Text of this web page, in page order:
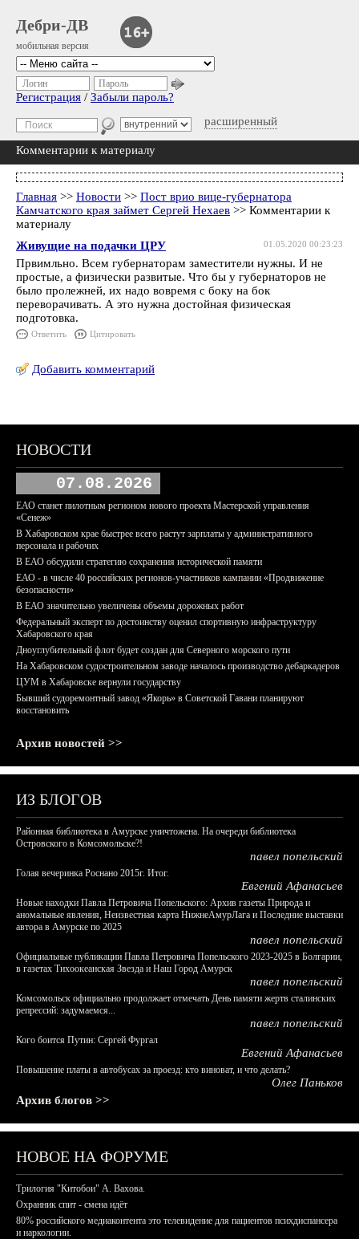
Дебри-ДВ
мобильная версия
расширенный
Логин Пароль
Регистрация / Забыли пароль?
Комментарии к материалу
Главная >> Новости >> Пост врио вице-губернатора
Камчатского края займет Сергей Нехаев >> Комментарии к
материалу
01.05.2020 00:23:23
Живущие на подачки ЦРУ
Првимльно. Всем губернаторам заместители нужны. И не
простые, а физически развитые. Что бы у губернаторов не
было пролежней, их надо вовремя с боку на бок
переворачивать. А это нужна достойная физическая
подготовка.
Ответить Цитировать
Добавить комментарий
НОВОСТИ
07.08.2026
ЕАО станет пилотным регионом нового проекта Мастерской управления
«Сенеж»
В Хабаровском крае быстрее всего растут зарплаты у административного
персонала и рабочих
В ЕАО обсудили стратегию сохранения исторической памяти
ЕАО - в числе 40 российских регионов-участников кампании «Продвижение
безопасности»
В ЕАО значительно увеличены объемы дорожных работ
Федеральный эксперт по достоинству оценил спортивную инфраструктуру
Хабаровского края
Дноуглубительный флот будет создан для Северного морского пути
На Хабаровском судостроительном заводе началось производство дебаркадеров
ЦУМ в Хабаровске вернули государству
Бывший судоремонтный завод «Якорь» в Советской Гавани планируют
восстановить
Архив новостей >>
ИЗ БЛОГОВ
Районная библиотека в Амурске уничтожена. На очереди библиотека
Островского в Комсомольске?!
павел попельский
Голая вечеринка Роснано 2015г. Итог.
Евгений Афанасьев
Новые находки Павла Петровича Попельского: Архив газеты Природа и
аномальные явления, Неизвестная карта НижнеАмурЛага и Последние выставки
автора в Амурске по 2025
павел попельский
Официальные публикации Павла Петровича Попельского 2023-2025 в Болгарии,
в газетах Тихоокеанская Звезда и Наш Город Амурск
павел попельский
Комсомольск официально продолжает отмечать День памяти жертв сталинских
репрессий: задумаемся...
павел попельский
Кого боится Путин: Сергей Фургал
Евгений Афанасьев
Повышение платы в автобусах за проезд: кто виноват, и что делать?
Олег Паньков
Архив блогов >>
НОВОЕ НА ФОРУМЕ
Трилогия "Китобои" А. Вахова.
Охранник спит - смена идёт
80% российского медиаконтента это телевидение для пациентов психдиспансера
и наркологии.